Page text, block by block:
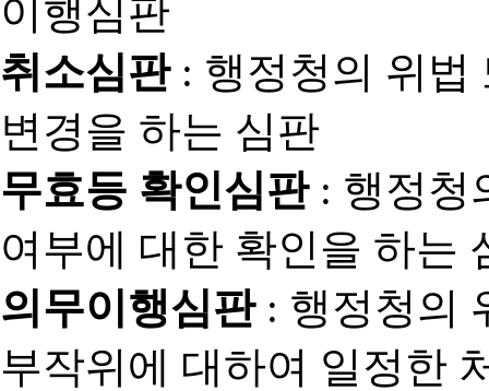
취소심판: 행정청의 위법
변경을 하는 심판
무효등 확인심판: 행정청
여부에 대한 확인을 하는
의무이행심판: 행정청의
부작위에 대하여 일정한